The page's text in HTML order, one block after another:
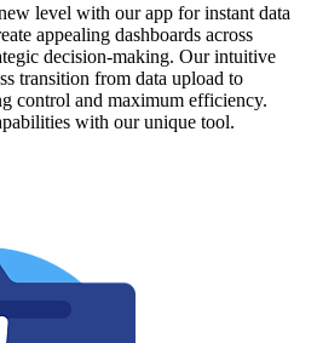
level with our app for instant data
appealing dashboards across
decision-making. Our intuitive
transition from data upload to
control and maximum efficiency.
with our unique tool.